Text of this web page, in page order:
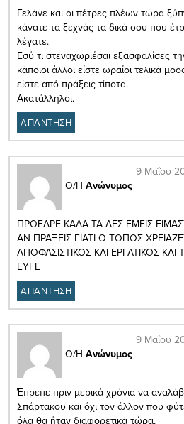
Γελάνε και οι πέτρες πλέων τώρα
κάνατε τα ξεχνάς τα δικά σου που
λέγατε.
Εσύ τι στεναχωριέσαι εξασφαλίσες
κάποιοι άλλοι είστε ωραίοι τελικά
είστε από πράξεις τίποτα.
Ακατάλληλοι.
ΑΠΑΝΤΗΣΗ
Ο/Η Ανώνυμος
9 Μαΐου
ΠΡΟΕΔΡΕ ΚΑΛΑ ΤΑ ΛΕΣ ΕΜΕΙΣ
ΑΝ ΠΡΑΞΕΙΣ ΓΙΑΤΙ Ο ΤΟΠΟΣ
ΑΠΟΦΑΣΙΣΤΙΚΟΣ ΚΑΙ ΕΡΓΑΤΙΚΟΣ ΚΑΙ
ΕΥΓΕ
ΑΠΑΝΤΗΣΗ
Ο/Η Ανώνυμος
9 Μαΐου
Έπρεπε πριν μερικά χρόνια να
Σπάρτακου και όχι τον άλλον που
όλα θα ήταν διαφορετικά τώρα.